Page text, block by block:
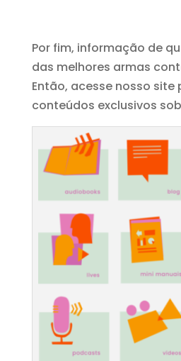
Por fim, informação de
das melhores armas
Então, acesse nosso
conteúdos exclusivos